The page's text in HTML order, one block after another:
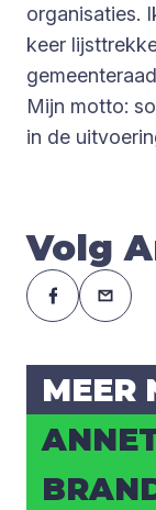
organisaties.
keer
Mijn motto:
in de
Volg
MEER